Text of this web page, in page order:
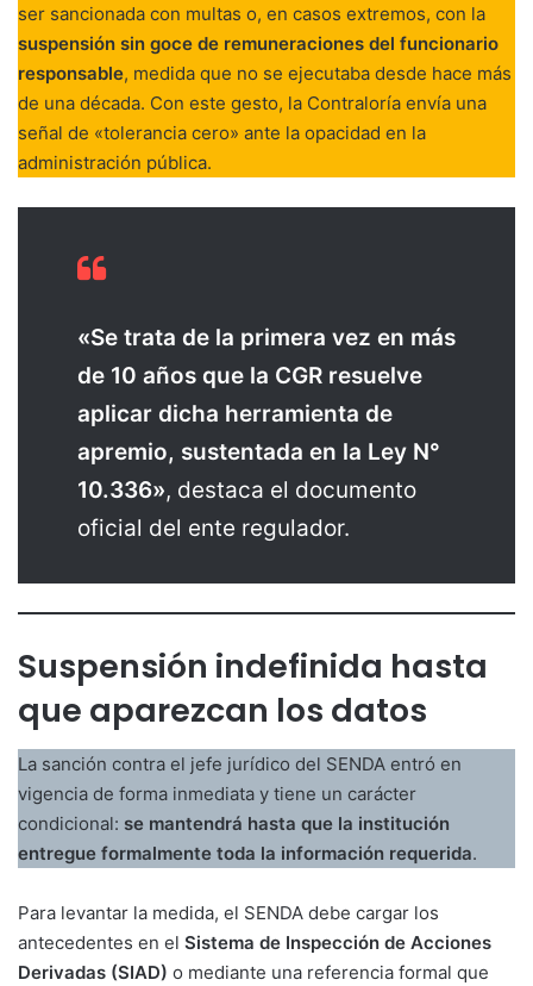
ser sancionada con multas o, en casos extremos, con la
suspensión sin goce de remuneraciones del funcionario
responsable, medida que no se ejecutaba desde hace más
de una década. Con este gesto, la Contraloría envía una
señal de «tolerancia cero» ante la opacidad en la
administración pública.
«Se trata de la primera vez en más
de 10 años que la CGR resuelve
aplicar dicha herramienta de
apremio, sustentada en la Ley N°
10.336», destaca el documento
oficial del ente regulador.
Suspensión indefinida hasta
que aparezcan los datos
La sanción contra el jefe jurídico del SENDA entró en
vigencia de forma inmediata y tiene un carácter
condicional: se mantendrá hasta que la institución
entregue formalmente toda la información requerida.
Para levantar la medida, el SENDA debe cargar los
antecedentes en el Sistema de Inspección de Acciones
Derivadas (SIAD) o mediante una referencia formal que